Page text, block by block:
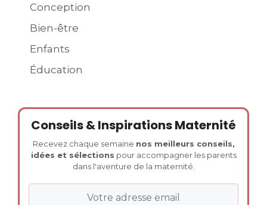
Conception
Bien-être
Enfants
Éducation
Conseils & Inspirations Maternité
Recevez chaque semaine nos meilleurs conseils,
idées et sélections pour accompagner les parents
dans l'aventure de la maternité.